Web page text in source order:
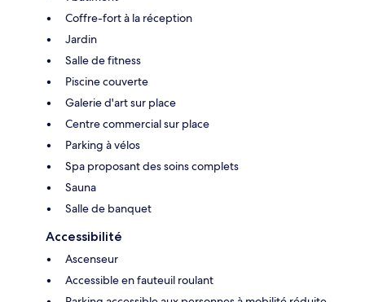
Coffre-fort à la réception
Jardin
Salle de fitness
Piscine couverte
Galerie d'art sur place
Centre commercial sur place
Parking à vélos
Spa proposant des soins complets
Sauna
Salle de banquet
Accessibilité
Ascenseur
Accessible en fauteuil roulant